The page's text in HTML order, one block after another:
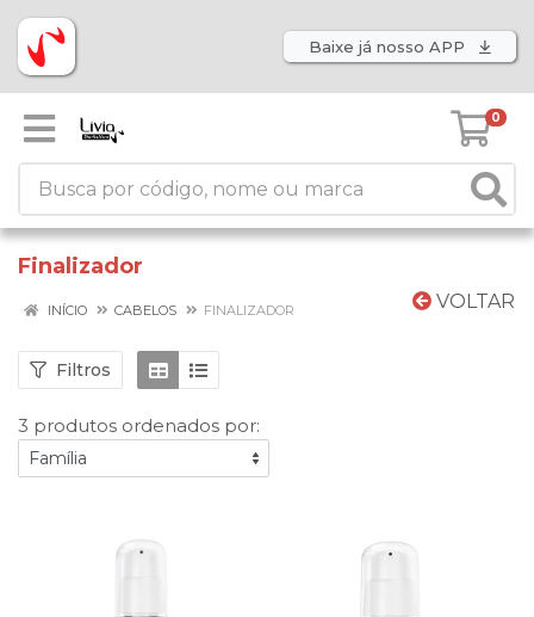
Baixe já nosso APP
0
Finalizador
VOLTAR
INÍCIO CABELOS FINALIZADOR
Filtros
3 produtos ordenados por: